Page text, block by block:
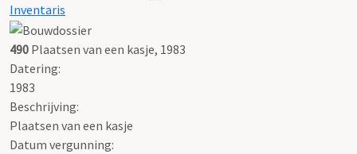
Inventaris
490 Plaatsen van een kasje, 1983
Datering:
1983
Beschrijving:
Plaatsen van een kasje
Datum vergunning: